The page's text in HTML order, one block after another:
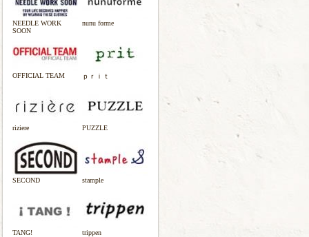
NEEDLE WORK
SOON
nunu forme
OFFICIAL TEAM ｐｒｉｔ
riziere PUZZLE
SECOND stample
TANG! trippen